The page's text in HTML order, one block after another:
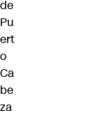
de
Pu
ert
o
Ca
be
za